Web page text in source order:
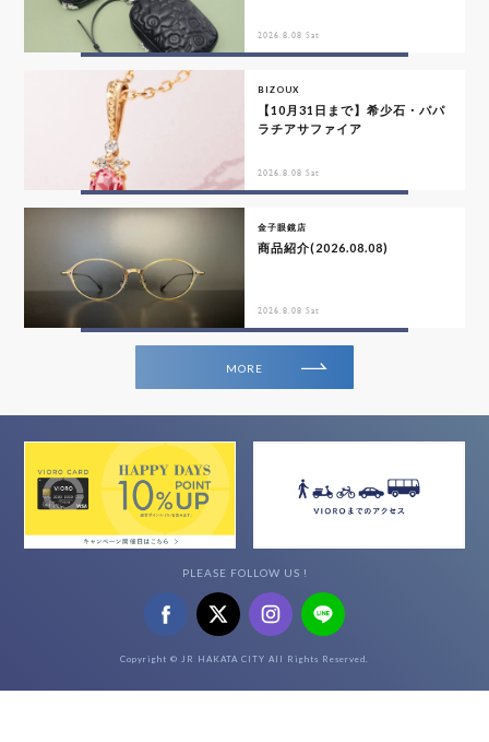
2026.8.08 Sat
BIZOUX
【10月31日まで】希少石・パパ
ラチアサファイア
2026.8.08 Sat
金子眼鏡店
商品紹介(2026.08.08)
2026.8.08 Sat
MORE
PLEASE FOLLOW US !
Copyright © JR HAKATA CITY All Rights Reserved.